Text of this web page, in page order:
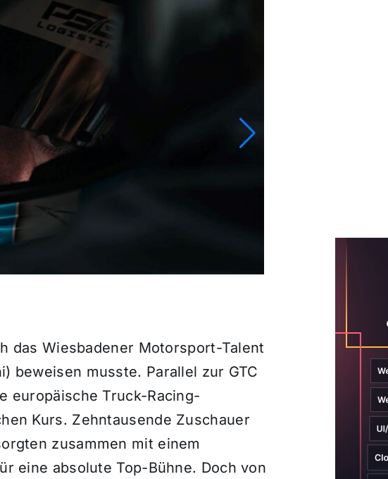
das Wiesbadener Motorsport-Talent
beweisen musste. Parallel zur GTC
europäische Truck-Racing-
Kurs. Zehntausende Zuschauer
zusammen mit einem
eine absolute Top-Bühne. Doch von